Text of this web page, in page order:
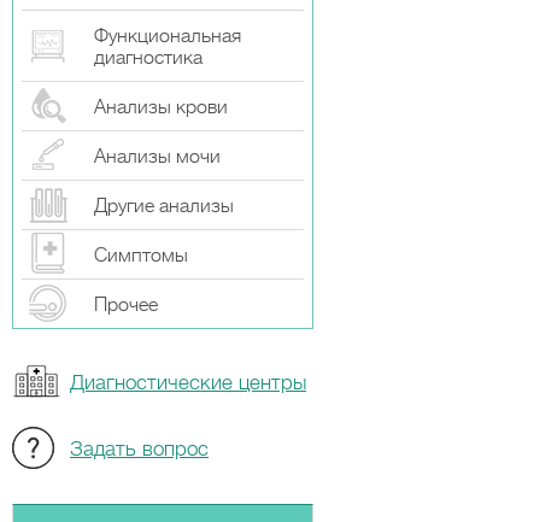
Функциональная
диагностика
Анализы крови
Анализы мочи
Другие анализы
Симптомы
Прочeе
Диагностические центры
Задать вопрос